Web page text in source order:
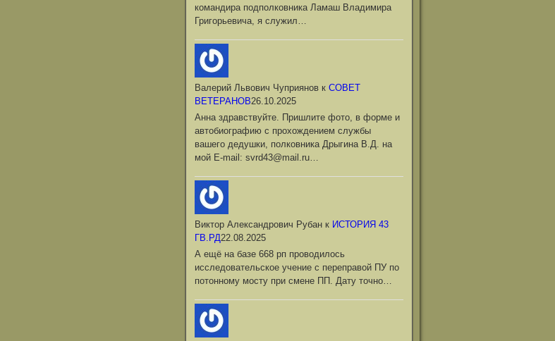
командира подполковника Ламаш Владимира
Григорьевича, я служил…
Валерий Львович Чуприяновк СОВЕТ
ВЕТЕРАНОВ26.10.2025
Анна здравствуйте. Пришлите фото, в форме и
автобиографию с прохождением службы
вашего дедушки, полковника Дрыгина В.Д. на
мой Е-mail: svrd43@mail.ru…
Виктор Александрович Рубанк ИСТОРИЯ 43
ГВ.РД22.08.2025
А ещё на базе 668 рп проводилось
исследовательское учение с переправой ПУ по
потонному мосту при смене ПП. Дату точно…